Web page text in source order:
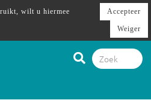
wilt u hiermee
Accepteer
Weiger